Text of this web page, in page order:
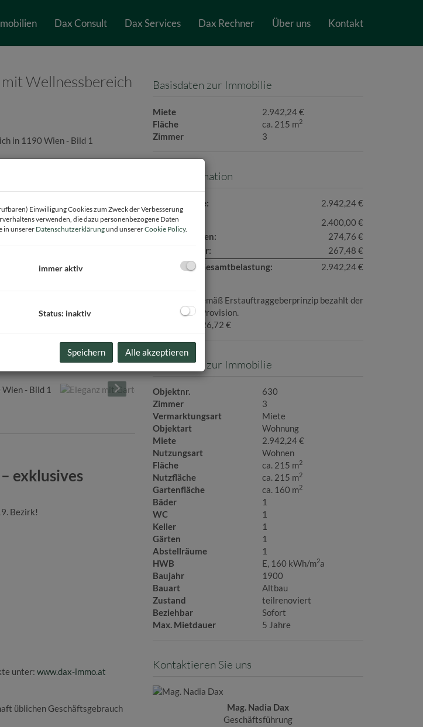
Dax Consult Dax Services Dax Rechner Über uns Kontakt
Wellnessbereich
exklusives
Bezirk!
unter: www.dax-immo.at
üblichen Geschäftsgebrauch
Basisdaten zur Immobilie
Miete
2.942,24 €
Fläche
ca. 215 m2
Zimmer 3
Preisinformation
Gesamtmiete:
2.942,24 €
Miete:
2.400,00 €
Betriebskosten:
274,76 €
Umsatzsteuer:
267,48 €
monatliche Gesamtbelastung:
2.942,24 €
Gemäß Erstauftraggeberprinzip bezahlt der
Abgeber die Provision.
8.826,72 €
Basisdaten zur Immobilie
Objektnr.
630
Zimmer
3
Vermarktungsart
Miete
Objektart
Wohnung
Miete
2.942,24 €
Nutzungsart
Wohnen
Fläche
ca. 215 m2
Nutzfläche ca. 215 m2
Gartenfläche ca. 160 m2
Bäder
1
WC
1
Keller
1
Gärten
1
Abstellräume
1
HWB
E, 160 kWh/m2a
Baujahr
1900
Bauart
Altbau
Zustand
teilrenoviert
Beziehbar
Sofort
Max. Mietdauer
5 Jahre
Kontaktieren Sie uns
Mag. Nadia Dax
Geschäftsführung
Einwilligung Cookies zum Zweck der Verbesserung
verwenden, die dazu personenbezogene Daten
in unserer Datenschutzerklärungund unsererCookie Policy.
immer aktiv
Status: inaktiv
Speichern Alle akzeptieren